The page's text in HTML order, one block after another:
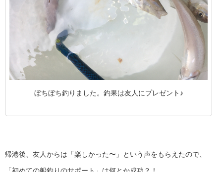
ぼちぼち釣りました。釣果は友人にプレゼント♪
帰港後、友人からは「楽しかった〜」という声をもらえたので、